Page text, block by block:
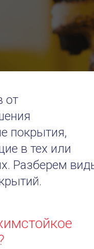
от
покрытия,
в тех или
Разберем